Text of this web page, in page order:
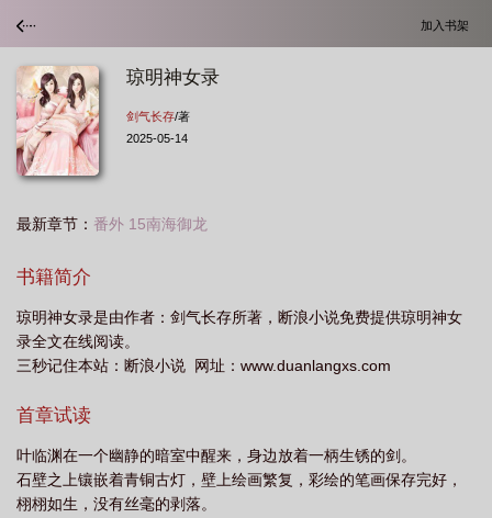
加入书架
琼明神女录
剑气长存/著
2025-05-14
最新章节： 番外 15南海御龙
书籍简介
琼明神女录是由作者：剑气长存所著，断浪小说免费提供琼明神女
录全文在线阅读。
三秒记住本站：断浪小说 网址：www.duanlangxs.com
首章试读
叶临渊在一个幽静的暗室中醒来，身边放着一柄生锈的剑。
石壁之上镶嵌着青铜古灯，壁上绘画繁复，彩绘的笔画保存完好，
栩栩如生，没有丝毫的剥落。